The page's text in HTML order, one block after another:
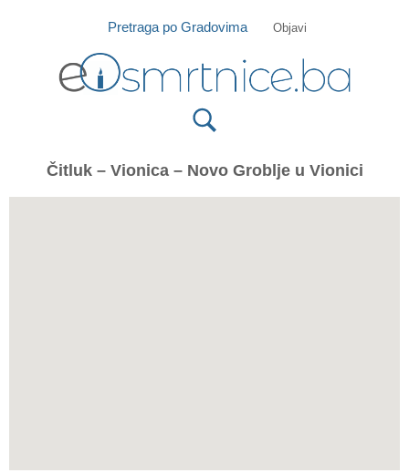
Isprobajte našu Android i IOS aplikaciju
Pretraga po Gradovima Objavi
Čitluk – Vionica – Novo Groblje u Vionici